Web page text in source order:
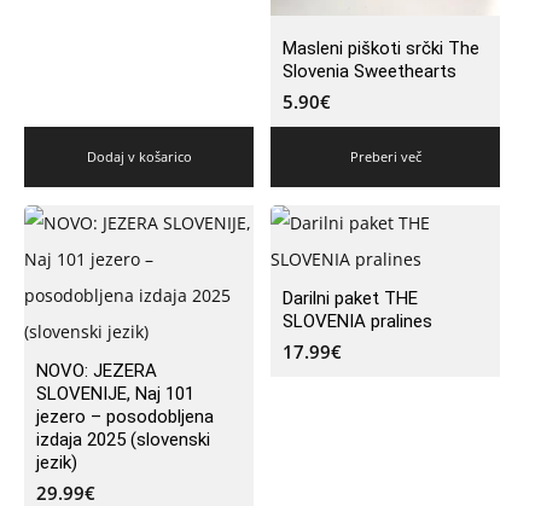
Dodaj v košarico
Masleni piškoti srčki The
Slovenia Sweethearts
5.90€
Preberi več
NOVO: JEZERA
SLOVENIJE, Naj 101
jezero – posodobljena
izdaja 2025 (slovenski
jezik)
29.99€
Darilni paket THE
SLOVENIA pralines
17.99€